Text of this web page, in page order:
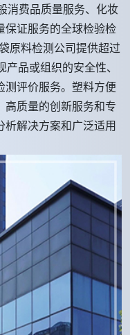
消费品质量服务、化妆
保证服务的全球检验检
原料检测公司提供超过
品或组织的安全性、
测评价服务。塑料方便
质量的创新服务和专
析解决方案和广泛适用